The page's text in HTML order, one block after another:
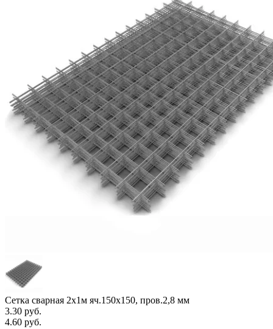
Сетка сварная 2х1м яч.150х150, пров.2,8 мм
3.30 руб.
4.60 руб.